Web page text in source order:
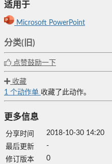
适用于
Microsoft PowerPoint
分类(旧)
点赞鼓励一下
收藏
1 个动作单 收藏了此动作。
更多信息
分享时间
2018-10-30 14:20
最后更新
-
修订版本
0